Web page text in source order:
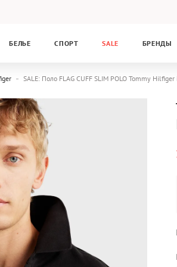
БЕЛЬЕ СПОРТ SALE БРЕНДЫ
SALE: Поло FLAG CUFF SLIM POLO Tommy